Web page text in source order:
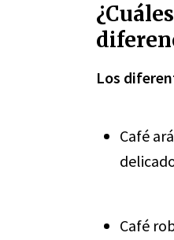
Los
Café
Café